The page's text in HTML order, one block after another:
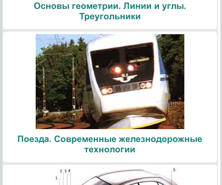
Основы геометрии. Линии и углы.
Треугольники
Поезда. Современные железнодорожные
технологии